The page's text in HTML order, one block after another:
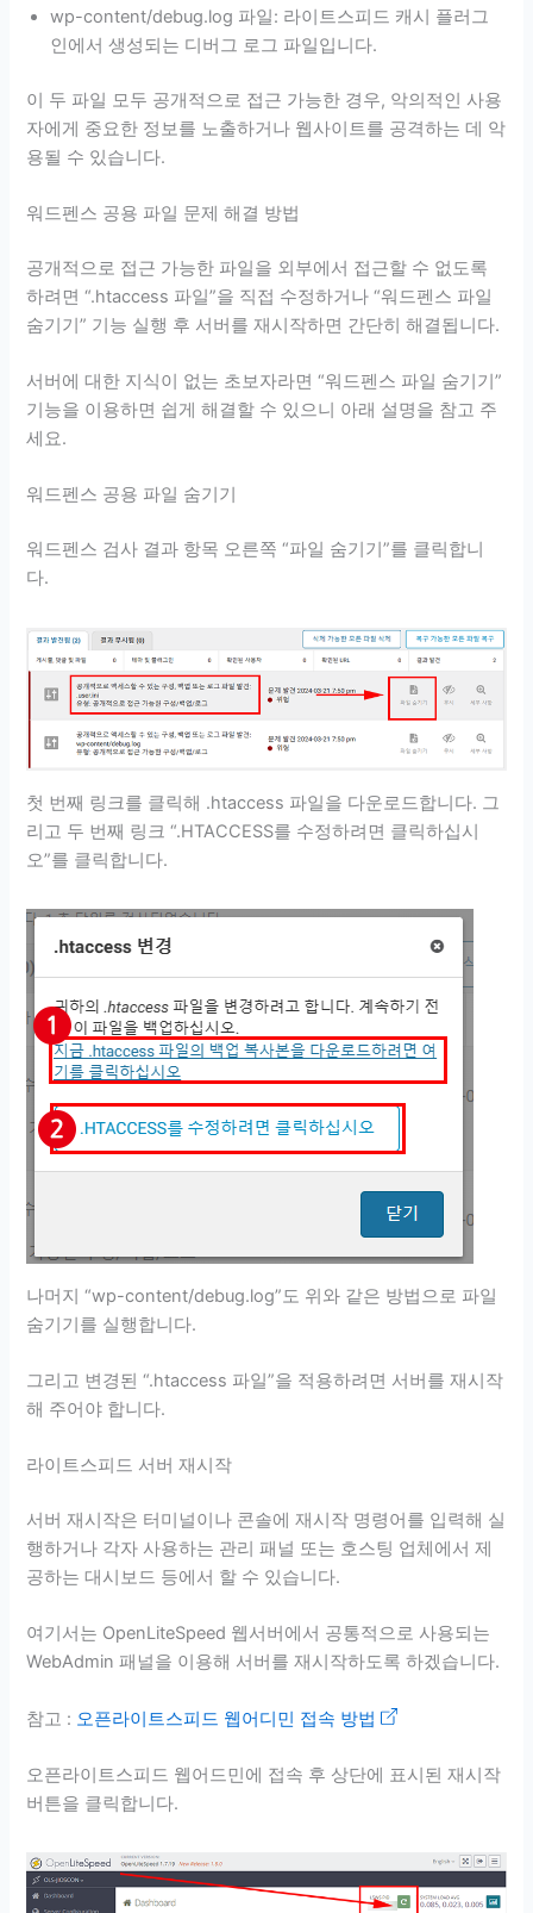
wp-content/debug.log 파일: 라이트스피드 캐시 플러그
인에서 생성되는 디버그 로그 파일입니다.
이 두 파일 모두 공개적으로 접근 가능한 경우, 악의적인 사용
자에게 중요한 정보를 노출하거나 웹사이트를 공격하는 데 악
용될 수 있습니다.
워드펜스 공용 파일 문제 해결 방법
공개적으로 접근 가능한 파일을 외부에서 접근할 수 없도록
하려면 “.htaccess 파일”을 직접 수정하거나 “워드펜스 파일
숨기기” 기능 실행 후 서버를 재시작하면 간단히 해결됩니다.
서버에 대한 지식이 없는 초보자라면 “워드펜스 파일 숨기기”
기능을 이용하면 쉽게 해결할 수 있으니 아래 설명을 참고 주
세요.
워드펜스 공용 파일 숨기기
워드펜스 검사 결과 항목 오른쪽 “파일 숨기기”를 클릭합니
다.
첫 번째 링크를 클릭해 .htaccess 파일을 다운로드합니다. 그
리고 두 번째 링크 “.HTACCESS를 수정하려면 클릭하십시
오”를 클릭합니다.
나머지 “wp-content/debug.log”도 위와 같은 방법으로 파일
숨기기를 실행합니다.
그리고 변경된 “.htaccess 파일”을 적용하려면 서버를 재시작
해 주어야 합니다.
라이트스피드 서버 재시작
서버 재시작은 터미널이나 콘솔에 재시작 명령어를 입력해 실
행하거나 각자 사용하는 관리 패널 또는 호스팅 업체에서 제
공하는 대시보드 등에서 할 수 있습니다.
여기서는 OpenLiteSpeed 웹서버에서 공통적으로 사용되는
WebAdmin 패널을 이용해 서버를 재시작하도록 하겠습니다.
참고 : 오픈라이트스피드 웹어디민 접속 방법
오픈라이트스피드 웹어드민에 접속 후 상단에 표시된 재시작
버튼을 클릭합니다.